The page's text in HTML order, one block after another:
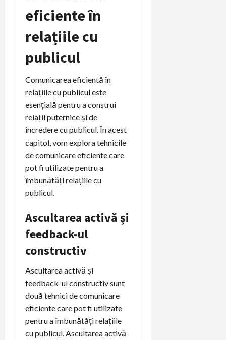
eficiente în
relațiile cu
publicul
Comunicarea eficientă în
relațiile cu publicul este
esențială pentru a construi
relații puternice și de
încredere cu publicul. În acest
capitol, vom explora tehnicile
de comunicare eficiente care
pot fi utilizate pentru a
îmbunătăți relațiile cu
publicul.
Ascultarea activă și
feedback-ul
constructiv
Ascultarea activă și
feedback-ul constructiv sunt
două tehnici de comunicare
eficiente care pot fi utilizate
pentru a îmbunătăți relațiile
cu publicul. Ascultarea activă